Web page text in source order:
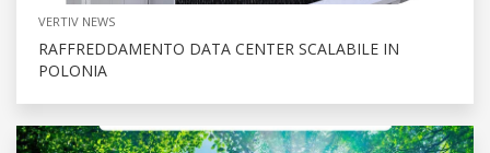
VERTIV NEWS
RAFFREDDAMENTO DATA CENTER SCALABILE IN
POLONIA